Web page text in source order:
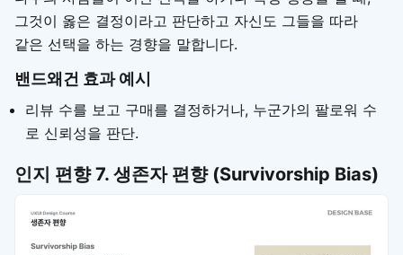
그것이 옳은 결정이라고 판단하고 자신도 그들을 따라
같은 선택을 하는 경향을 말합니다.
밴드왜건 효과 예시
리뷰 수를 보고 구매를 결정하거나, 누군가의 팔로워 수
로 신뢰성을 판단.
인지 편향7. 생존자 편향 (Survivorship Bias)